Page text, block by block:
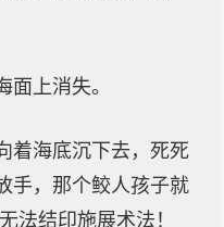
面上消失。
着海底沉下去，死死
，那个鲛人孩子就
法结印施展术法！